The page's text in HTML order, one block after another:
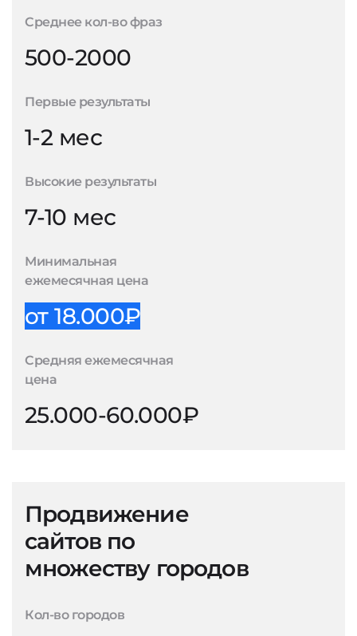
Среднее кол-во фраз
500-2000
Первые результаты
1-2 мес
Высокие результаты
7-10 мес
Минимальная
ежемесячная цена
от 18.000₽
Средняя ежемесячная
цена
25.000-60.000₽
Продвижение
сайтов по
множеству городов
Кол-во городов